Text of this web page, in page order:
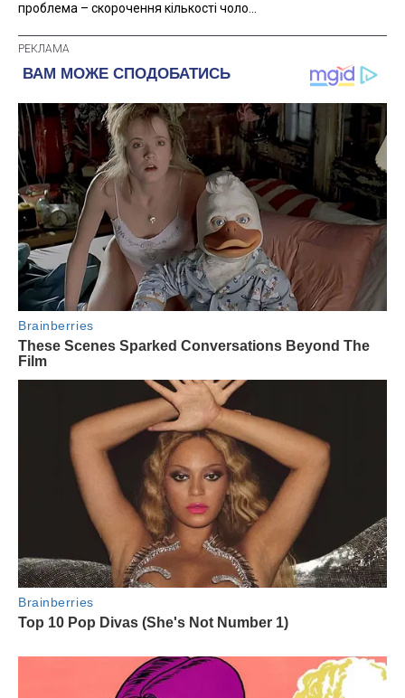
проблема – скорочення кількості чоло...